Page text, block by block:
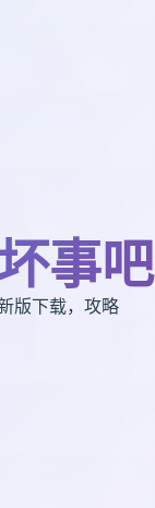
事吧
版下载，攻略